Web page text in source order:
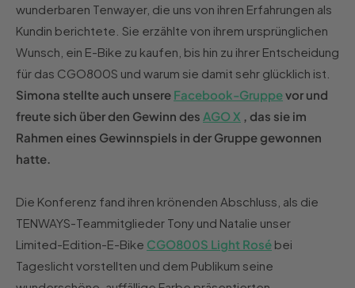
wunderbaren Tenwayer, die uns von ihren Erfahrungen als
Kundin berichtete. Sie erzählte von ihrem ursprünglichen
Wunsch, ein E-Bike zu kaufen, bis hin zu ihrer Entscheidung
für das CGO800S und warum sie damit sehr glücklich ist.
Simona stellte auch unsere Facebook-Gruppevor und
freute sich über den Gewinn des AGO X , das sie im
Rahmen eines Gewinnspiels in der Gruppe gewonnen
hatte.
Die Konferenz fand ihren krönenden Abschluss, als die
TENWAYS-Teammitglieder Tony und Natalie unser
Limited-Edition-E-Bike CGO800S Light Rosé bei
Tageslicht vorstellten und dem Publikum seine